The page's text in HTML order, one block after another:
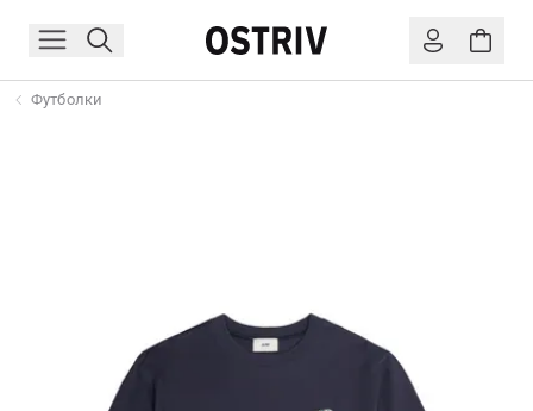
Футболки